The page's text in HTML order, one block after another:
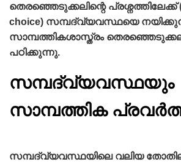
തെരഞ്ഞെടുക്കലിന്റെ പ്രശ്നത്തിലേക്ക്‌
choice) സമ്പദ്‌വ്യവസ്ഥയെ
സാമ്പത്തികശാസ്ത്രം
പഠിക്കുന്നു.
സമ്പദ്‌വ്യവസ്ഥയും
സാമ്പത്തിക
സമ്പദ്‌വ്യവസ്ഥയിലെ വലിയ